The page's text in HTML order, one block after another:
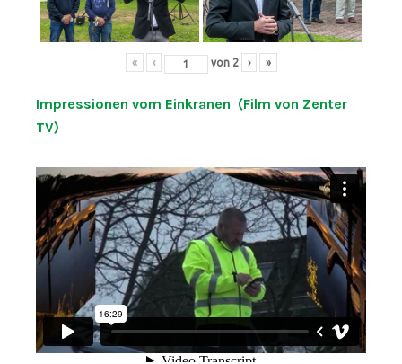
« ‹ von 2 › »
Impressionen vom Einkranen (Film von Zenter
TV)